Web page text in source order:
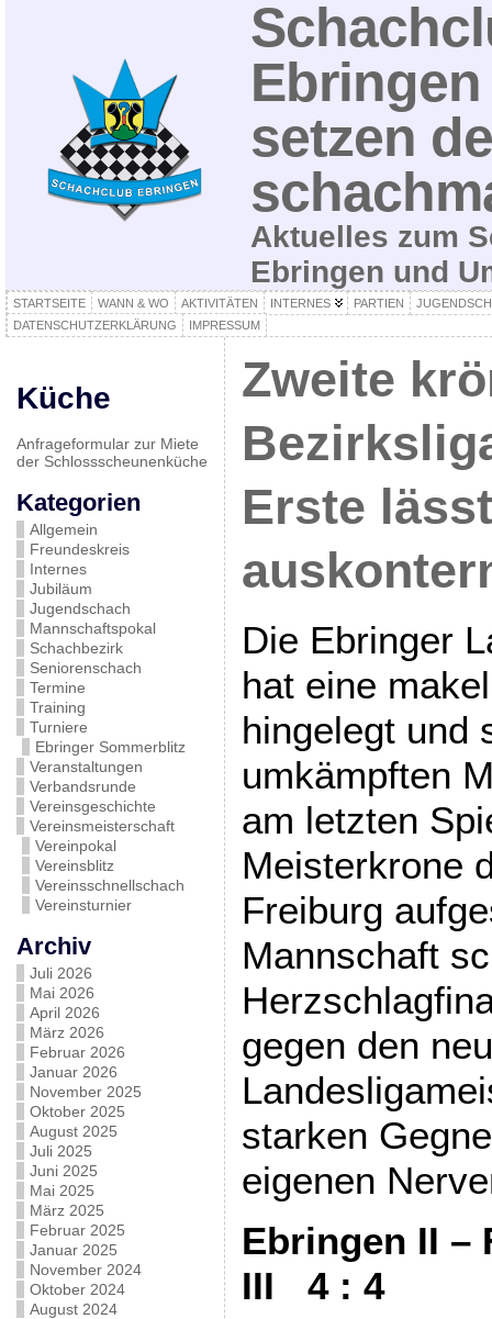
setzen
Aktuelles zum
Ebringen und
STARTSEITE WANN & WO AKTIVITÄTEN INTERNES PARTIEN
DATENSCHUTZERKLÄRUNG
IMPRESSUM
Küche
Anfrageformular zur Miete
der Schlossscheunenküche
Kategorien
Allgemein
Freundeskreis
Internes
Jubiläum
Jugendschach
Mannschaftspokal
Schachbezirk
Seniorenschach
Termine
Training
Turniere
Ebringer Sommerblitz
Veranstaltungen
Verbandsrunde
Vereinsgeschichte
Vereinsmeisterschaft
Vereinpokal
Vereinsblitz
Vereinsschnellschach
Vereinsturnier
Archiv
Juli 2026
Mai 2026
April 2026
März 2026
Februar 2026
Januar 2026
November 2025
Oktober 2025
August 2025
Juli 2025
Juni 2025
Mai 2025
März 2025
Februar 2025
Januar 2025
November 2024
Oktober 2024
August 2024
Zweite
Erste
Die Ebringer
hat eine
hingelegt und
umkämpften
am letzten
Meisterkrone
Freiburg
Mannschaft
gegen den
starken
eigenen
Ebringen II –
III
4 : 4